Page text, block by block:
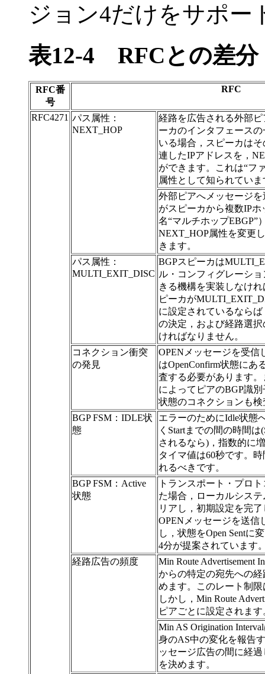
ジョン4だけをサポー
表12-4 RFCとの差分
RFC番
号
RFC
RFC4271 パス属性：
NEXT_HOP
経路を広告される外部
ーカのインタフェース
いる場合，スピーカは
連したIPアドレスを，
ができます。これは“フ
属性として知られていま
外部ピアへメッセージ
がスピーカから複数IP
名“マルチホップEBGP”
NEXT_HOP属性を変更
きます。
パス属性：
MULTI_EXIT_DISC
BGPスピーカは
ル・コンフィグレーシ
きる機構を実装しなけ
ピーカが
に設定されているなら
の決定，および経路選
ければなりません。
コネクション衝突
の発見
OPENメッセージを受信
はOpenConfirm状態にあ
査する必要があります
によってピアのBGP識
状態のコネクションも
BGP FSM：IDLE状
態
エラーのためにIdle状態
くStartまでの間の時間
されるなら)，指数的に
タイマ値は60秒です。
れるべきです。
BGP FSM：Active
状態
トランスポート・プロ
た場合，ローカルシステ
リアし，初期設定を完
OPENメッセージを送信
し，状態をOpen Sentに
4分が提案されています
経路広告の頻度
Min Route Advertisement
からの特定の宛先への
めます。このレート制
しかし，Min Route
ピアごとに設定されます
Min AS Origination
身のAS中の変化を報告
ッセージ広告の間に経
を決めます。